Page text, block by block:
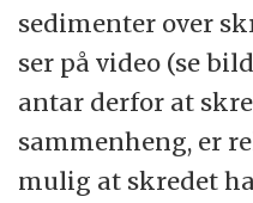
sedimenter over
ser på video (se
antar derfor at
sammenheng, er
mulig at skredet